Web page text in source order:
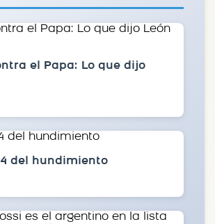
el Papa: Lo que dijo
del hundimiento